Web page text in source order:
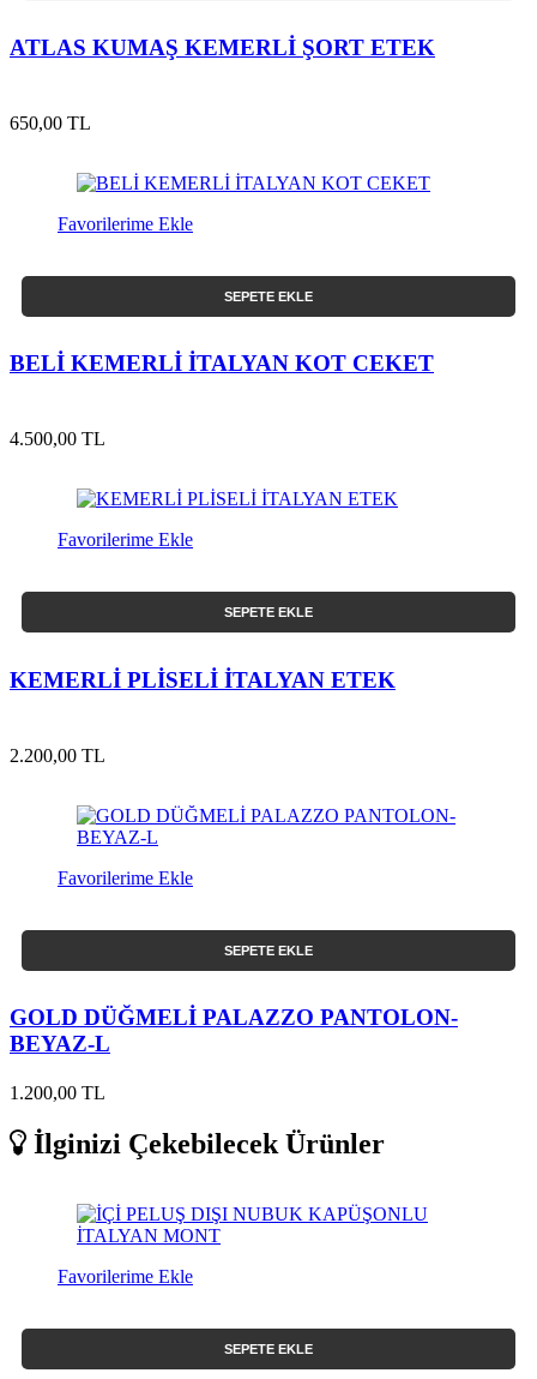
ATLAS KUMAŞ KEMERLİ ŞORT ETEK
650,00 TL
Favorilerime Ekle
SEPETE EKLE
BELİ KEMERLİ İTALYAN KOT CEKET
4.500,00 TL
Favorilerime Ekle
SEPETE EKLE
KEMERLİ PLİSELİ İTALYAN ETEK
2.200,00 TL
Favorilerime Ekle
SEPETE EKLE
GOLD DÜĞMELİ PALAZZO PANTOLON-
BEYAZ-L
1.200,00 TL
İlginizi Çekebilecek Ürünler
Favorilerime Ekle
SEPETE EKLE